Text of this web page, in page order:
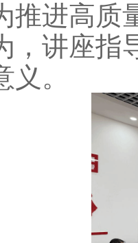
推进高质
，讲座指
。